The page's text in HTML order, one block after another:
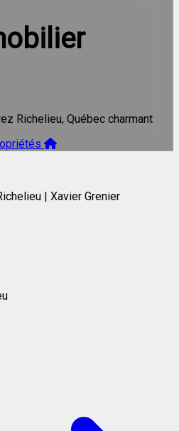
Richelieu, Québec charmant
| Xavier Grenier